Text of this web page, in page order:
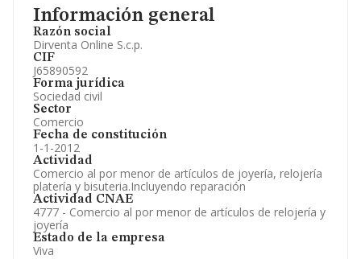
Información general
Razón social
Dirventa Online S.c.p.
CIF
J65890592
Forma jurídica
Sociedad civil
Sector
Comercio
Fecha de constitución
1-1-2012
Actividad
Comercio al por menor de artículos de joyería, relojería
platería y bisuteria.Incluyendo reparación
Actividad CNAE
4777 - Comercio al por menor de artículos de relojería y
joyería
Estado de la empresa
Viva
Información oficial y registral complementaria.